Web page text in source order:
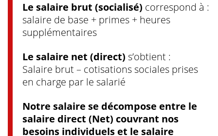
Le salaire brut (socialisé) correspond à :
salaire de base + primes + heures
supplémentaires
Le salaire net (direct) s’obtient :
Salaire brut – cotisations sociales prises
en charge par le salarié
Notre salaire se décompose entre le
salaire direct (Net) couvrant nos
besoins individuels et le salaire